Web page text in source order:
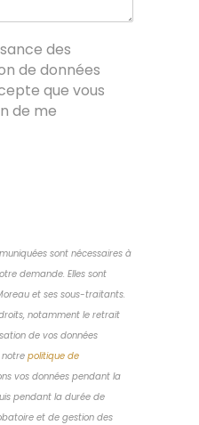
des
de données
que vous
de me
sont nécessaires à
demande. Elles sont
et ses sous-traitants.
notamment le retrait
de vos données
notre politique de
vos données pendant la
pendant la durée de
et de gestion des